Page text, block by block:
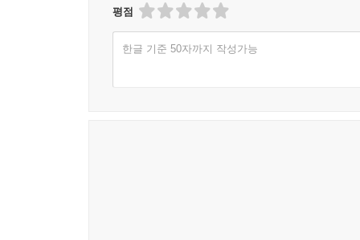
평점
한글 기준 50자까지 작성가능